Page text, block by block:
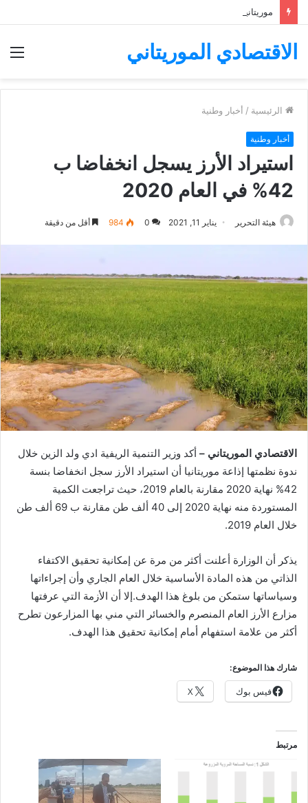
موريتانيا تودع ملف ترشحها لرئاسة مجموعة البنك الإفريقي للتنمية
الاقتصادي الموريتاني
الرئيسية / أخبار وطنية
أخبار وطنية
استيراد الأرز يسجل انخفاضا ب
42% في العام 2020
هيئة التحرير يناير 11, 2021 0
984 أقل من دقيقة
الاقتصادي الموريتاني – أكد وزير التنمية الريفية ادي ولد الزين خلال
ندوة نظمتها إذاعة موريتانيا أن استيراد الأرز سجل انخفاضا بنسة
42% نهاية 2020 مقارنة بالعام 2019، حيث تراجعت الكمية
المستوردة منه نهاية 2020 إلى 40 ألف طن مقارنة ب 69 ألف طن
خلال العام 2019.
يذكر أن الوزارة أعلنت أكثر من مرة عن إمكانية تحقيق الاكتفاء
الذاتي من هذه المادة الأساسية خلال العام الجاري وأن إجراءاتها
وسياساتها ستمكن من بلوغ هذا الهدف.إلا أن الأزمة التي عرفتها
مزارع الأرز العام المنصرم والخسائر التي مني بها المزارعون تطرح
أكثر من علامة استفهام أمام إمكانية تحقيق هذا الهدف.
شارك هذا الموضوع:
فيس بوك X
مرتبط